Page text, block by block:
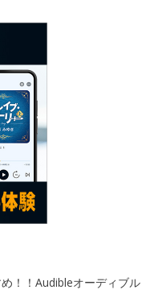
！！Audibleオーディブル